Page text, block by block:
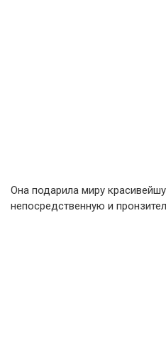
Она подарила миру
непосредственную и